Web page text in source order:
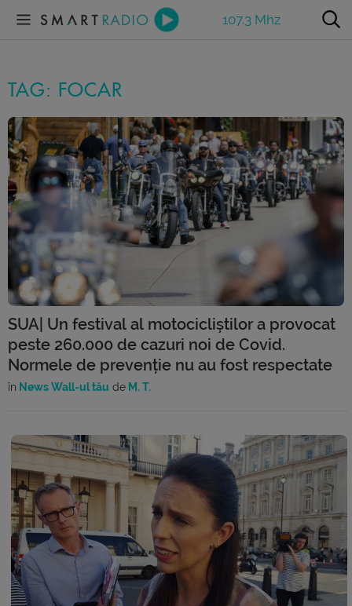
107.3 Mhz
TAG: FOCAR
SUA| Un festival al motocicliștilor a provocat
peste 260.000 de cazuri noi de Covid.
Normele de prevenție nu au fost respectate
în News Wall-ul tău de M. T.